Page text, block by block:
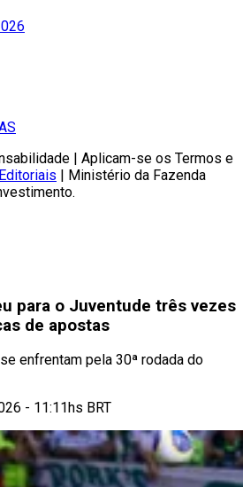
| Aplicam-se os Termos e
| Ministério da Fazenda
para o Juventude três vezes
de apostas
enfrentam pela 30ª rodada do
- 11:11hs BRT